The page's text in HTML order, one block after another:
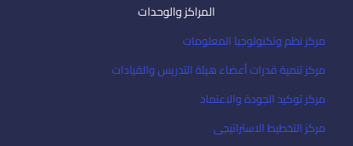
المراكز والوحدات
مركز نظم وتكنولوجيا المعلومات
مركز تنمية قدرات أعضاء هيئة التدريس والقيادات
مركز توكيد الجودة والاعتماد
مركز التخطيط الاستراتيجى